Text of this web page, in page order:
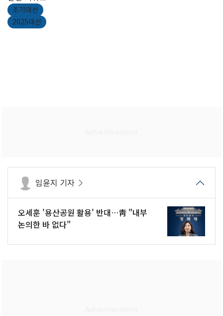
조기대선
2025대선
임윤지 기자
오세훈 '용산공원 활용' 반대…靑 "내부
논의한 바 없다"